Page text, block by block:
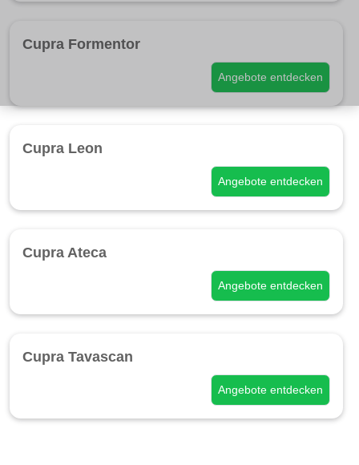
Cupra Formentor
Angebote entdecken
Cupra Leon
Angebote entdecken
Cupra Ateca
Angebote entdecken
Cupra Tavascan
Angebote entdecken